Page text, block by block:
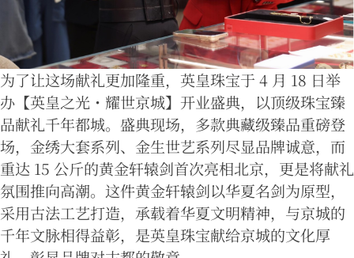
为了让这场献礼更加隆重，英皇珠宝于 4 月 18 日举
办【英皇之光・耀世京城】开业盛典，以顶级珠宝臻
品献礼千年都城。盛典现场，多款典藏级臻品重磅登
场，金绣大套系列、金生世艺系列尽显品牌诚意，而
重达 15 公斤的黄金轩辕剑首次亮相北京，更是将献礼
氛围推向高潮。这件黄金轩辕剑以华夏名剑为原型，
采用古法工艺打造，承载着华夏文明精神，与京城的
千年文脉相得益彰，是英皇珠宝献给京城的文化厚